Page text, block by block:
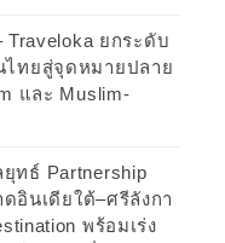
ยกระดับ
ไทยสู่จุดหมายปลาย
และ Muslim-
ทธ์ Partnership
อินเดียใต้–ศรีลังกา
พร้อมเร่ง